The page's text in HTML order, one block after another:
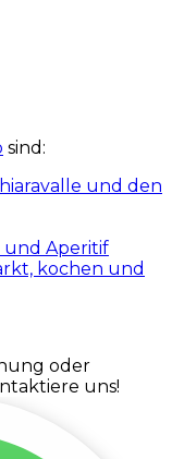
sind:
und den
und Aperitif
kochen und
oder
uns!